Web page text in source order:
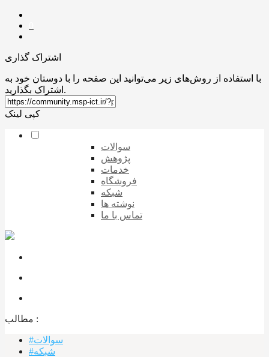
اشتراک گذاری
با استفاده از روش‌های زیر می‌توانید این صفحه را با دوستان خود به
اشتراک بگذارید.
کپی لینک
سوالات
پژوهش
خدمات
فروشگاه
شبکه
نوشته ها
تماس با ما
مطالب :‌
#سوالات
#شبکه